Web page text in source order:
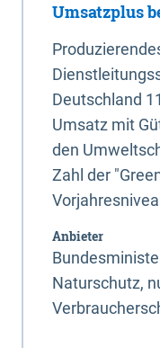
Umsatzplus
Deutschland
Umsatz mit
den
Zahl der
Anbieter
Naturschutz,